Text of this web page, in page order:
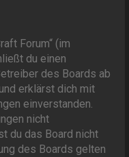
Forum“ (im
du einen
des Boards ab
erklärst dich mit
einverstanden.
nicht
du das Board nicht
des Boards gelten